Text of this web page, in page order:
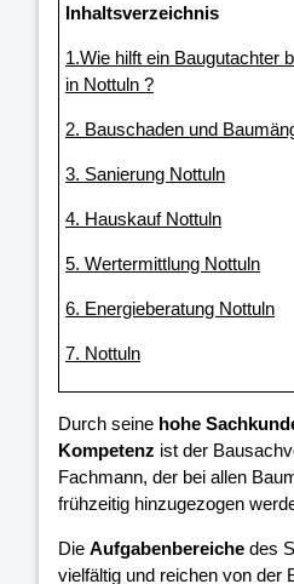
Inhaltsverzeichnis
1.Wie hilft ein Baugutachter
in Nottuln ?
2. Bauschaden und
3. Sanierung Nottuln
4. Hauskauf Nottuln
5. Wertermittlung Nottuln
6. Energieberatung Nottuln
7. Nottuln
Durch seine hohe
Kompetenz ist der
Fachmann, der bei allen
frühzeitig hinzugezogen
Die Aufgabenbereiche des
vielfältig und reichen von der